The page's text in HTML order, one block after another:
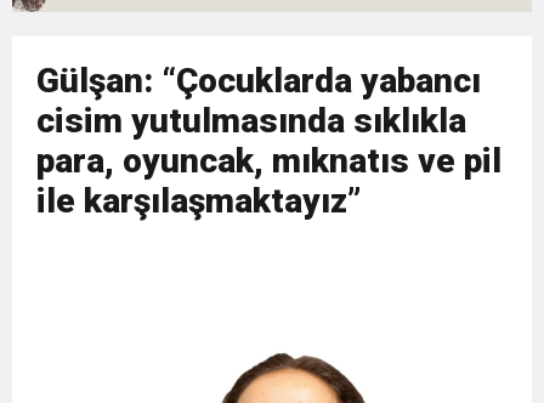
Gülşan: “Çocuklarda yabancı
cisim yutulmasında sıklıkla
para, oyuncak, mıknatıs ve pil
ile karşılaşmaktayız”